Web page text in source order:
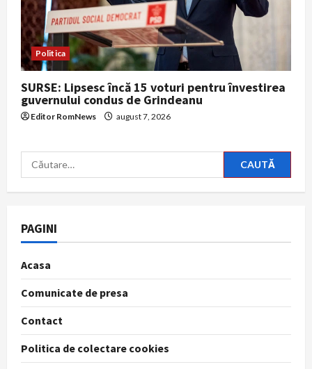
Politica
SURSE: Lipsesc încă 15 voturi pentru învestirea
guvernului condus de Grindeanu
Editor RomNews august 7, 2026
Caută
după:
PAGINI
Acasa
Comunicate de presa
Contact
Politica de colectare cookies